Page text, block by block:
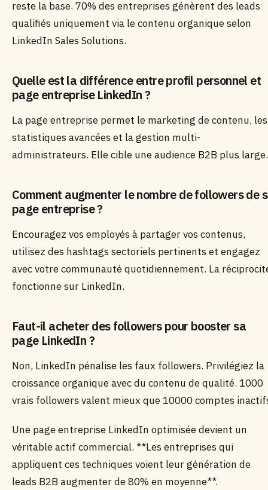
reste la base. 70% des entreprises génèrent des leads
qualifiés uniquement via le contenu organique selon
LinkedIn Sales Solutions.
Quelle est la différence entre profil personnel et
page entreprise LinkedIn ?
La page entreprise permet le marketing de contenu, les
statistiques avancées et la gestion multi-
administrateurs. Elle cible une audience B2B plus large.
Comment augmenter le nombre de followers de
page entreprise ?
Encouragez vos employés à partager vos contenus,
utilisez des hashtags sectoriels pertinents et engagez
avec votre communauté quotidiennement. La
fonctionne sur LinkedIn.
Faut-il acheter des followers pour booster sa
page LinkedIn ?
Non, LinkedIn pénalise les faux followers. Privilégiez la
croissance organique avec du contenu de qualité. 1000
vrais followers valent mieux que 10000 comptes
Une page entreprise LinkedIn optimisée devient un
véritable actif commercial. **Les entreprises qui
appliquent ces techniques voient leur génération de
leads B2B augmenter de 80% en moyenne**.